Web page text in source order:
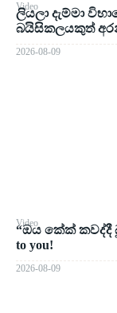
Video
ලියලා දැම්මා
බයිසිකලයකුත්
2026-08-09
Video
“ඔය කේක් කවද්දී
to you!
2026-08-09